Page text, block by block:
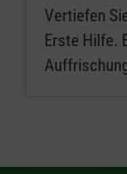
Vertiefen
Erste Hilfe.